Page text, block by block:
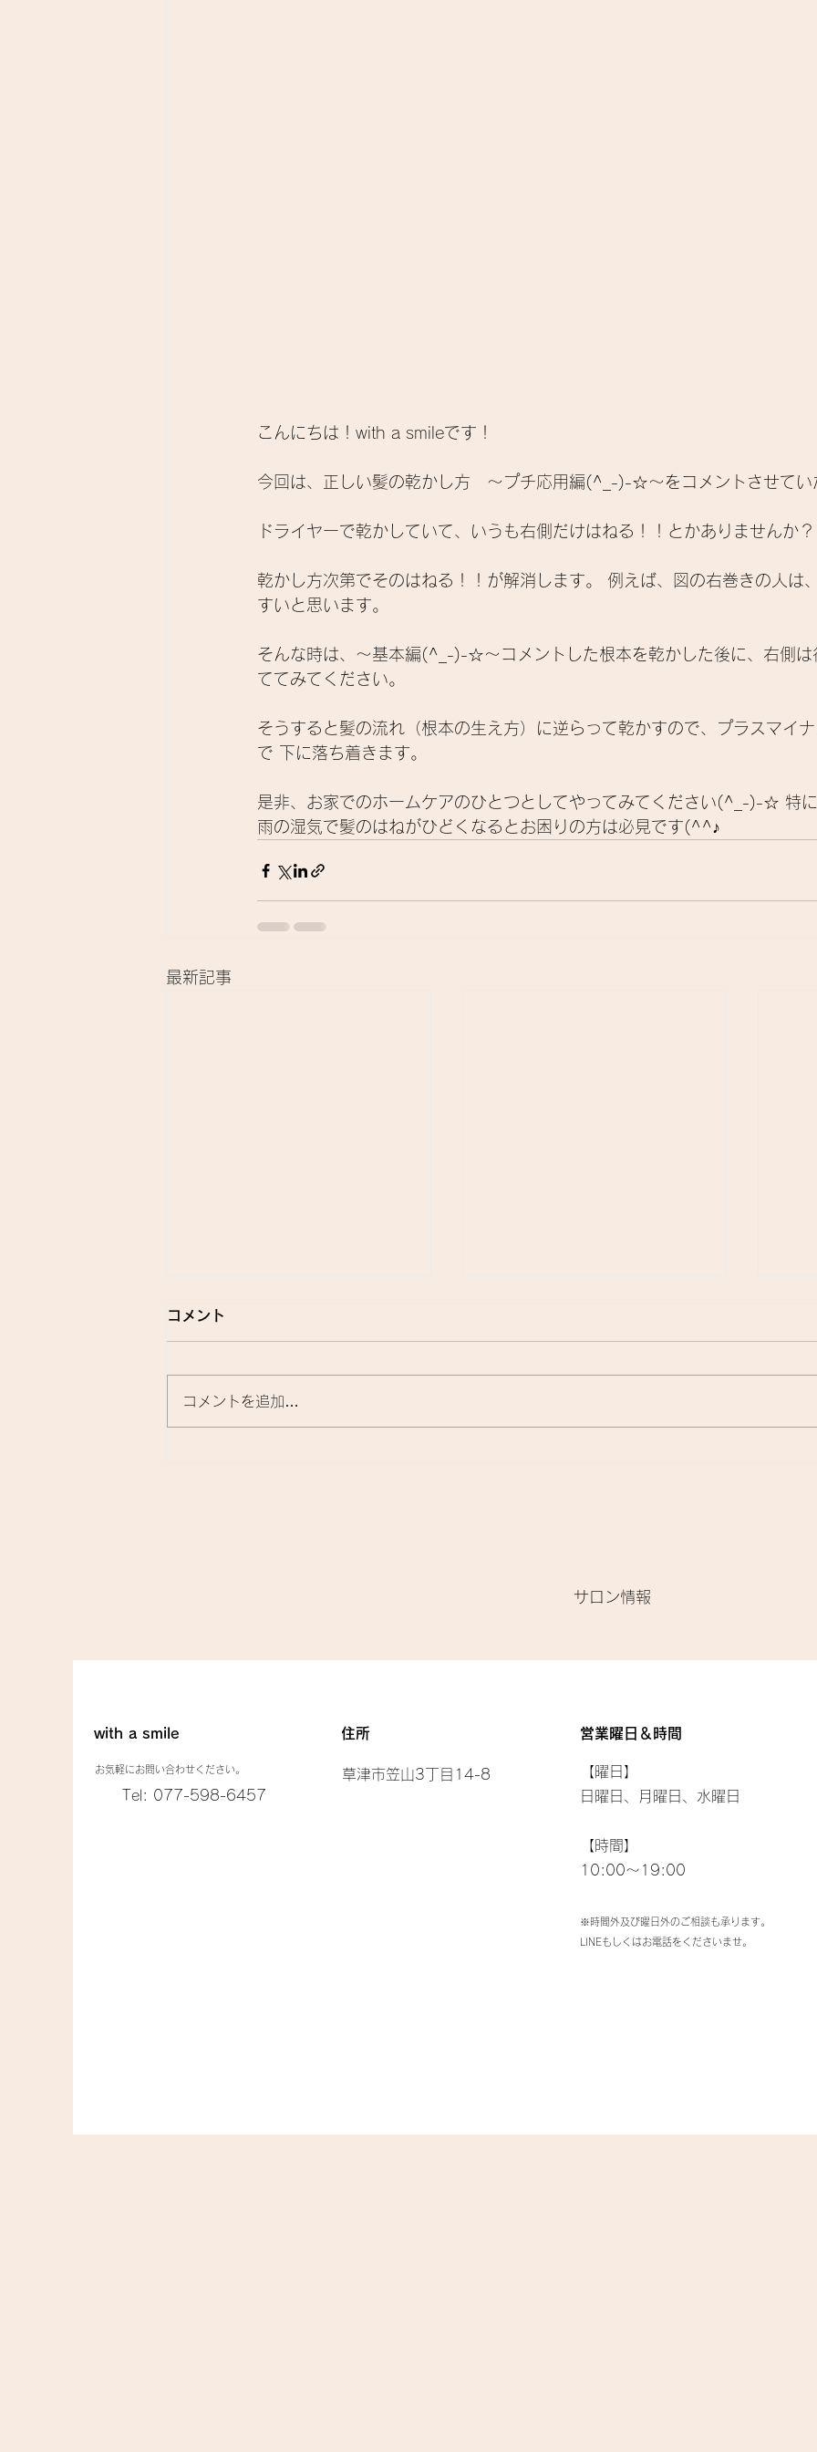
こんにちは！with a smileです！
今回は、正しい髪の乾かし方　～プチ応用編(^_-)-☆～をコメントさせてい
ドライヤーで乾かしていて、いうも右側だけはねる！！とかありませんか？
乾かし方次第でそのはねる！！が解消します。 例えば、図の右巻きの人は
すいと思います。
そんな時は、～基本編(^_-)-☆～コメントした根本を乾かした後に、右側は
ててみてください。
そうすると髪の流れ（根本の生え方）に逆らって乾かすので、プラスマイ
で 下に落ち着きます。
是非、お家でのホームケアのひとつとしてやってみてください(^_-)-☆ 特
雨の湿気で髪のはねがひどくなるとお困りの方は必見です(^^♪
最新記事
コメント
コメントを追加…
​サロン情報
with a smile
お気軽にお問い合わせください。
Tel: 077-598-6457
​住所
草津市笠山3丁目14-8
営業曜日＆時間
【曜日】
日曜日、月曜日、水曜日
【時間】
10:00～19:00
※時間外及び曜日外のご相談も承ります。
LINEもしくはお電話をくださいませ。​